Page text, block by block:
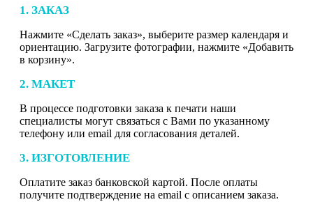
1. ЗАКАЗ
Нажмите «Сделать заказ», выберите размер календаря и
ориентацию. Загрузите фотографии, нажмите «Добавить
в корзину».
2. МАКЕТ
В процессе подготовки заказа к печати наши
специалисты могут связаться с Вами по указанному
телефону или email для согласования деталей.
3. ИЗГОТОВЛЕНИЕ
Оплатите заказ банковской картой. После оплаты
получите подтверждение на email с описанием заказа.